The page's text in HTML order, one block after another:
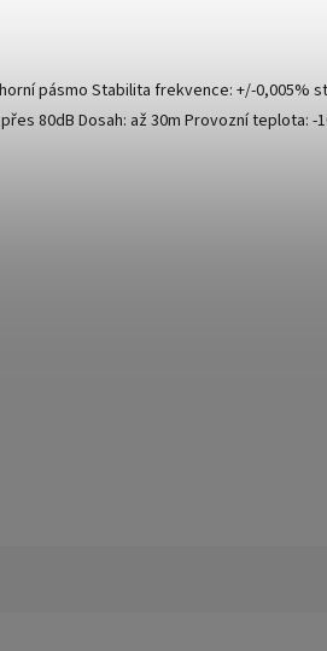
horní pásmo Stabilita frekvence: +/-
80dB Dosah: až 30m Provozní teplota: -